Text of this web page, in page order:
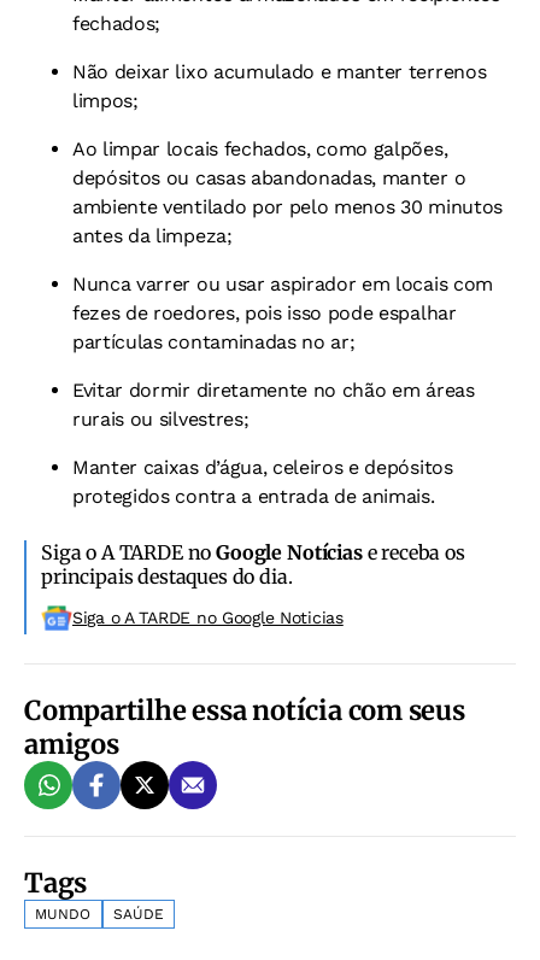
fechados;
Não deixar lixo acumulado e manter terrenos
limpos;
Ao limpar locais fechados, como galpões,
depósitos ou casas abandonadas, manter o
ambiente ventilado por pelo menos 30 minutos
antes da limpeza;
Nunca varrer ou usar aspirador em locais com
fezes de roedores, pois isso pode espalhar
partículas contaminadas no ar;
Evitar dormir diretamente no chão em áreas
rurais ou silvestres;
Manter caixas d’água, celeiros e depósitos
protegidos contra a entrada de animais.
Siga o A TARDE noGoogle Notíciase receba os
principais destaques do dia.
Siga o A TARDE no Google Noticias
Compartilhe essa notícia com seus
amigos
Tags
MUNDO SAÚDE